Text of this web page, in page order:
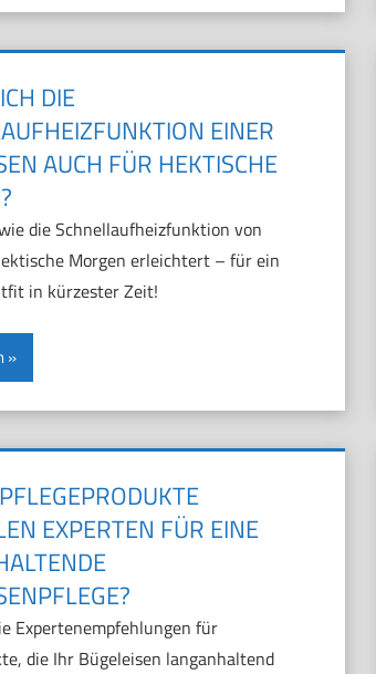
DIE
EINER
AUCH FÜR HEKTISCHE
die Schnellaufheizfunktion von
Morgen erleichtert – für ein
in kürzester Zeit!
EXPERTEN FÜR EINE
Expertenempfehlungen für
die Ihr Bügeleisen langanhaltend